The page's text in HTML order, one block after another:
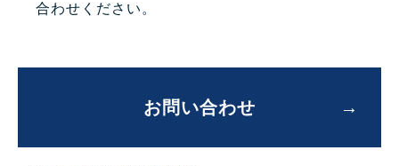
合わせください。
お問い合わせ